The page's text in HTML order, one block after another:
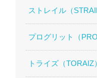
ストレイル（
プログリット（
トライズ（TORAIZ）